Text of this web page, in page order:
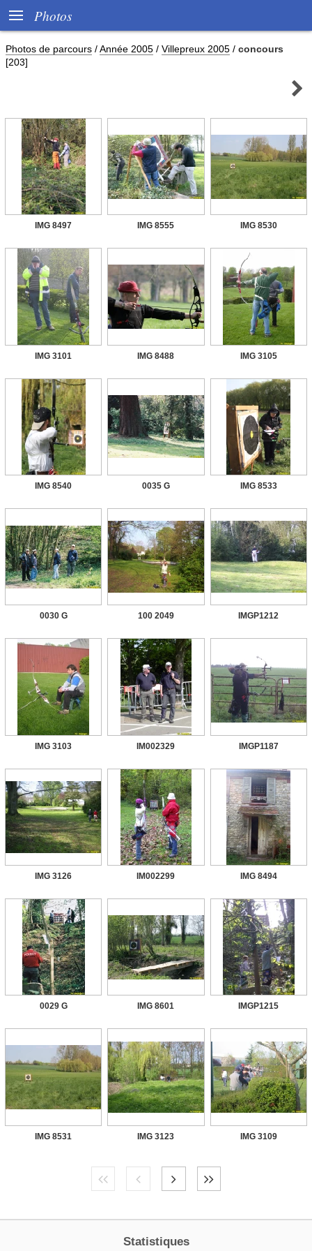
 Photos
Photos de parcours /Année 2005 / Villepreux 2005 / concours
[203]

IMG 8497 IMG 8555 IMG 8530
IMG 3101 IMG 8488 IMG 3105
IMG 8540 0035 G IMG 8533
0030 G 100 2049 IMGP1212
IMG 3103 IM002329 IMGP1187
IMG 3126 IM002299 IMG 8494
0029 G IMG 8601 IMGP1215
IMG 8531 IMG 3123 IMG 3109
Statistiques